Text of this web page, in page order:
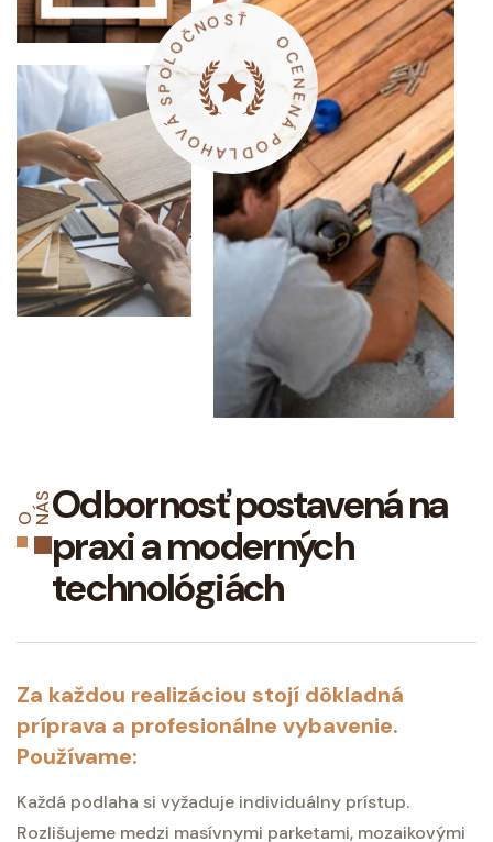
O
C
E
N
E
N
Á
P
O
D
L
A
H
O
V
Á
SPOL O Č OS
Ť
O N
ÁSOdbornosť postavená na
praxi a moderných
technológiách
Za každou realizáciou stojí dôkladná
príprava a profesionálne vybavenie.
Používame:
Každá podlaha si vyžaduje individuálny prístup.
Rozlišujeme medzi masívnymi parketami, mozaikovými